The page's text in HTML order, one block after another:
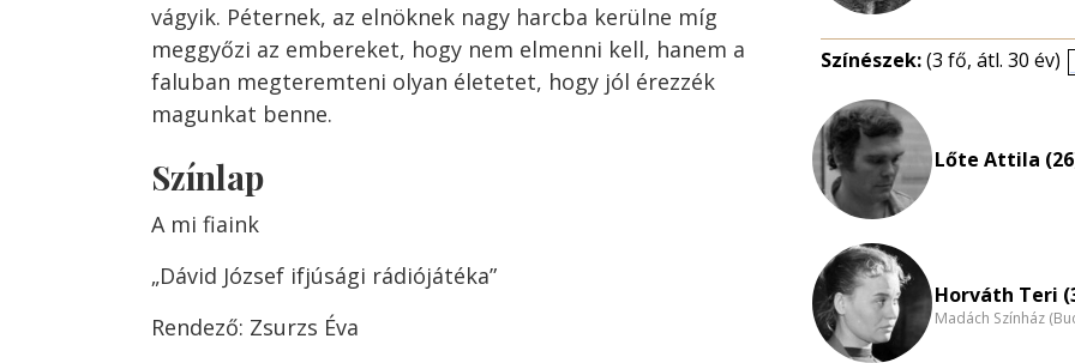
vágyik. Péternek, az elnöknek nagy harcba kerülne míg
meggyőzi az embereket, hogy nem elmenni kell, hanem a
faluban megteremteni olyan életetet, hogy jól érezzék
magunkat benne.
Színlap
A mi fiaink
„Dávid József ifjúsági rádiójátéka”
Rendező: Zsurzs Éva
Színészek:(3 fő, átl. 30 év)
Lőte Attila
Horváth Teri
Madách Színház